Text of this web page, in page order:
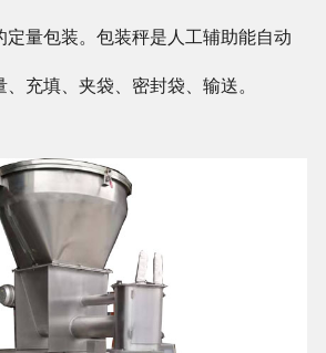
定量包装。包装秤是人工辅助能自动
充填、夹袋、密封袋、输送。